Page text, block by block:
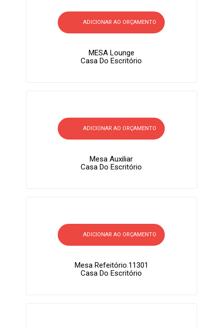
ADICIONAR AO ORÇAMENTO
MESA Lounge
Casa Do Escritório
ADICIONAR AO ORÇAMENTO
Mesa Auxiliar
Casa Do Escritório
ADICIONAR AO ORÇAMENTO
Mesa Refeitório.11301
Casa Do Escritório